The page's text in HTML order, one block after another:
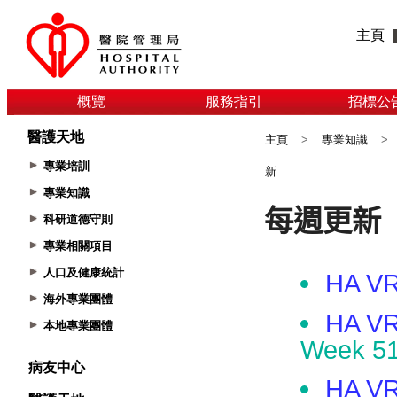
主頁
概覽 服務指引 招標公
醫護天地
專業培訓
專業知識
科研道德守則
專業相關項目
人口及健康統計
海外專業團體
本地專業團體
病友中心
主頁 > 專業知識 >
新